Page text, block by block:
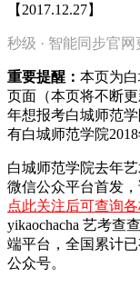
【2017.12.27】
秒级 · 智能同步官网
重要提醒： 本页为
页面（本页将不断
年想报考白城师范
有白城师范学院
白城师范学院去年
微信公众平台首发，
点此关注后可查询
yikaochacha 艺考查
端平台，全国累计
公众号。